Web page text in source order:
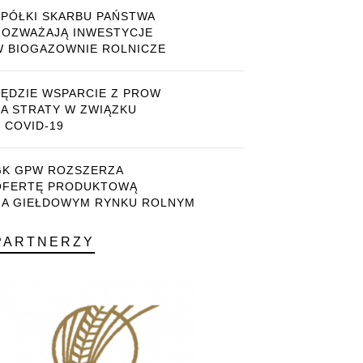
SKARBU PAŃSTWA
INWESTYCJE
BIOGAZOWNIE ROLNICZE
WSPARCIE Z PROW
STRATY W ZWIĄZKU
COVID-19
GPW ROZSZERZA
PRODUKTOWĄ
GIEŁDOWYM RYNKU ROLNYM